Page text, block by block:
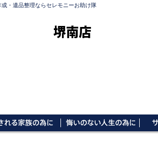
・遺品整理ならセレモニーお助け隊
堺南店